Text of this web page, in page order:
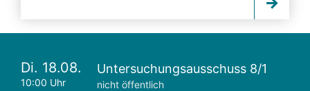
Di. 18.08.
10:00 Uhr
Untersuchungsausschuss 8/1
nicht öffentlich